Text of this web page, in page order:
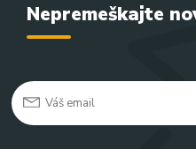
Nepremeškajte